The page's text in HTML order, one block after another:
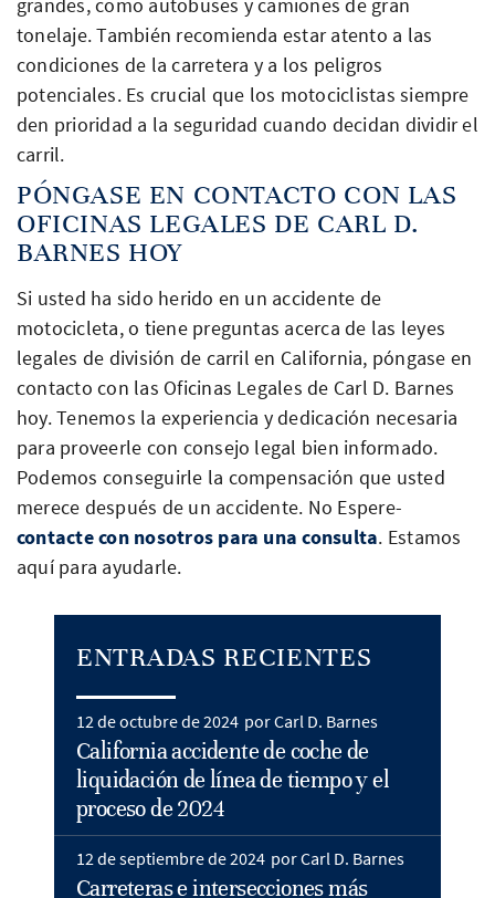
tonelaje. También recomienda estar atento a las
condiciones de la carretera y a los peligros
potenciales. Es crucial que los motociclistas siempre
den prioridad a la seguridad cuando decidan dividir el
carril.
PÓNGASE EN CONTACTO CON LAS
OFICINAS LEGALES DE CARL D.
BARNES HOY
Si usted ha sido herido en un accidente de
motocicleta, o tiene preguntas acerca de las leyes
legales de división de carril en California, póngase en
contacto con las Oficinas Legales de Carl D. Barnes
hoy. Tenemos la experiencia y dedicación necesaria
para proveerle con consejo legal bien informado.
Podemos conseguirle la compensación que usted
merece después de un accidente. No Espere-
contacte con nosotros para una consulta. Estamos
aquí para ayudarle.
ENTRADAS RECIENTES
12 de octubre de 2024 por Carl D. Barnes
California accidente de coche de
liquidación de línea de tiempo y el
proceso de 2024
12 de septiembre de 2024 por Carl D. Barnes
Carreteras e intersecciones más